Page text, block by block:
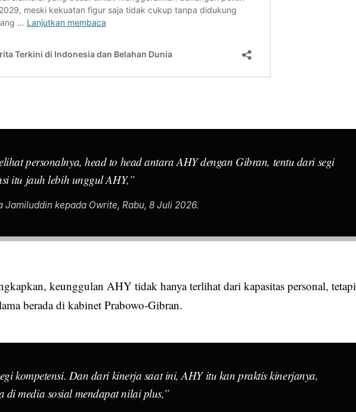
personalnya,head to headantara AHY dengan Gibran, tentu dari segi
itu jauh lebih unggul AHY,”
Jamiluddin kepada Owrite, Rabu, 8 Juli 2026.
keunggulan AHY tidak hanya terlihat dari kapasitas personal, tetapi
berada di kabinet Prabowo-Gibran.
kompetensi. Dan dari kinerja saat ini, AHY itu kan praktis kinerjanya,
di media sosial mendapat nilai plus,”